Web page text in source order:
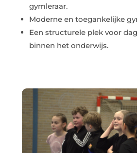
gymleraar.
Moderne en toegankelijke
Een structurele plek voor
binnen het onderwijs.